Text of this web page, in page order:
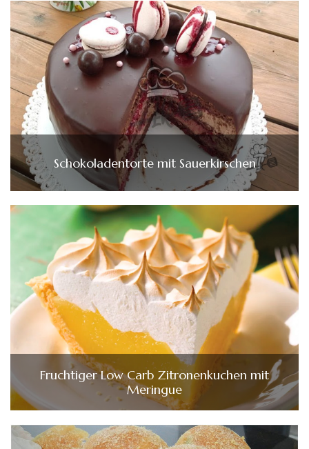
Schokoladentorte mit Sauerkirschen
Fruchtiger Low Carb Zitronenkuchen mit
Meringue